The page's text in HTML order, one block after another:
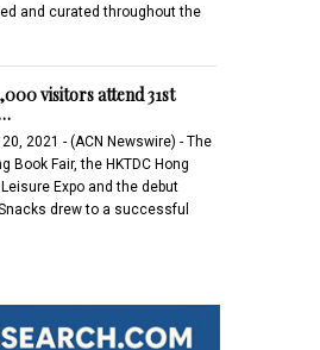
and curated throughout the
visitors attend 31st
20, 2021 - (ACN Newswire) - The
Book Fair, the HKTDC Hong
Expo and the debut
drew to a successful